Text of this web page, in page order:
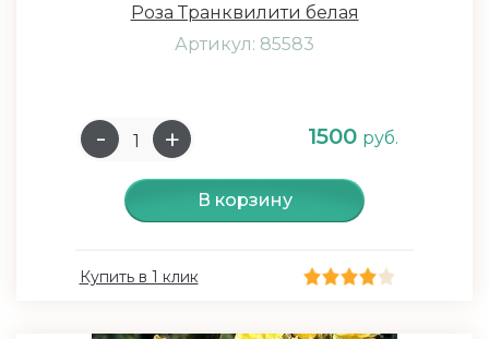
Роза Транквилити белая
Артикул: 85583
1500 руб.
В корзину
Купить в 1 клик